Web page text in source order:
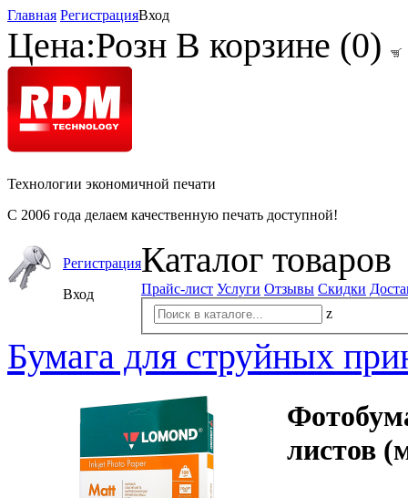
Главная РегистрацияВход
Цена:Розн В корзине (0)
Технологии экономичной печати
С 2006 года делаем качественную печать доступной!
Регистрация
Вход
Каталог товаров
Прайс-лист Услуги Отзывы Скидки
z
Бумага для струйных
листов